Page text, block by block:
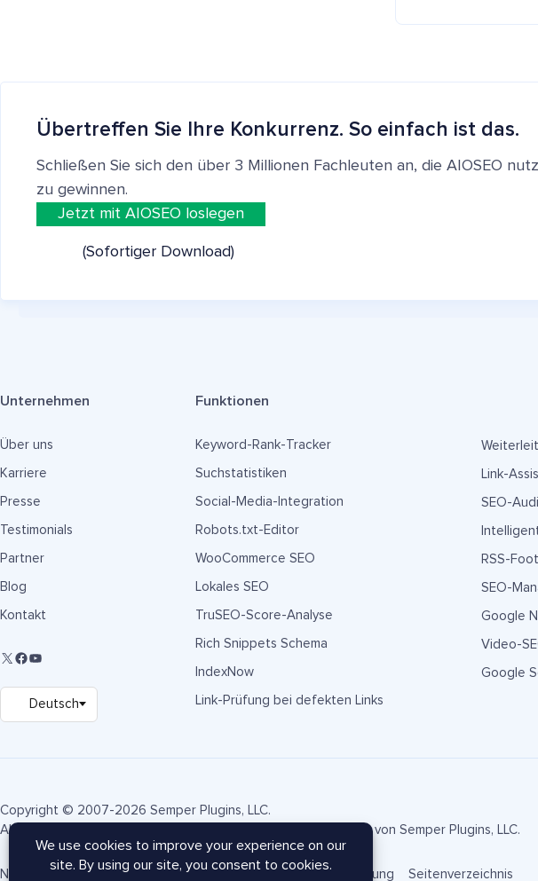
Übertreffen Sie Ihre Konkurrenz. So einfach ist das.
Schließen Sie sich den über 3 Millionen Fachleuten an, die AIOSEO
zu gewinnen.
Jetzt mit AIOSEO loslegen
(Sofortiger Download)
Unternehmen
Über uns
Karriere
Presse
Testimonials
Partner
Blog
Kontakt
Funktionen
Keyword-Rank-Tracker
Suchstatistiken
Social-Media-Integration
Robots.txt-Editor
WooCommerce SEO
Lokales SEO
TruSEO-Score-Analyse
Rich Snippets Schema
IndexNow
Link-Prüfung bei defekten Links
Link-
SEO-
RSS-
SEO-
Google
Video-
Google
Copyright © 2007-2026 Semper Plugins, LLC.
AIOSEO® und All in One SEO Pack® sind eingetragene Marken von Semper Plugins, LLC.
Nutzungsbedingungen Datenschutzrichtlinie FTC-Offenlegung Seitenverzeichnis